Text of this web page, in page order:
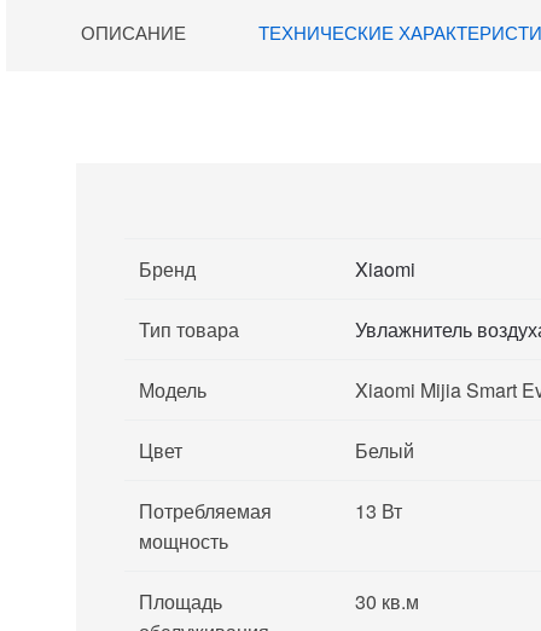
ОПИСАНИЕ ТЕХНИЧЕСКИЕ
Бренд Xiaomi
Тип товара Увлажнитель
Модель Xiaomi Mijia Smart
Цвет Белый
Потребляемая
мощность
13 Вт
Площадь
30 кв.м